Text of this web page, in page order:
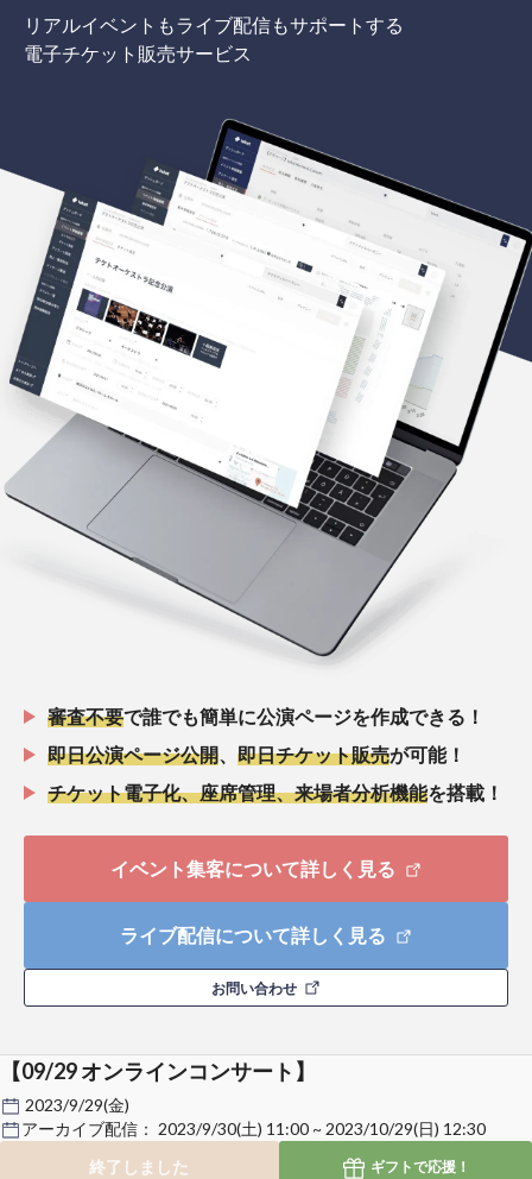
リアルイベントもライブ配信もサポートする
電子チケット販売サービス
審査不要で誰でも簡単に公演ページを作成できる！
即日公演ページ公開
即日チケット販売が可能！
チケット電子化、座席管理、来場者分析機能を搭載！
イベント集客について詳しく見る
ライブ配信について詳しく見る
お問い合わせ
【09/29 オンラインコンサート】
2023/9/29(金)
アーカイブ配信： 2023/9/30(土) 11:00 ~ 2023/10/29(日) 12:30
終了しました
ギフトで応援！